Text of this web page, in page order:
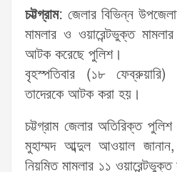
চট্টগ্রাম: জেলার বিভিন্ন
মামলার ও ওয়ারেন্টভুক্ত
আটক করেছে পুলিশ।
বৃহস্পতিবার (১৮ ফেব্রুয়ারি)
তাদেরকে আটক করা হয়।
চট্টগ্রাম জেলার অতিরিক্ত
মুহাম্মদ আব্দুল আওয়াল
নিয়মিত মামলার ১১